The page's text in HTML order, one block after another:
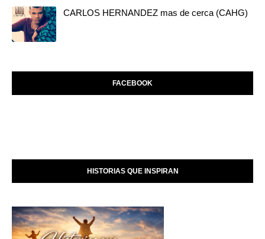
CARLOS HERNANDEZ mas de cerca (CAHG)
FACEBOOK
HISTORIAS QUE INSPIRAN